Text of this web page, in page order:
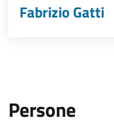
Fabrizio Gatti
Persone